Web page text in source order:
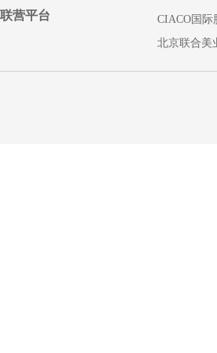
联营平台 CIACO国际
北京联合美